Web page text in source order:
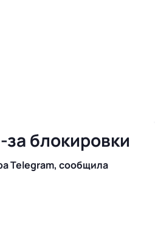
блокировки
Telegram, сообщила